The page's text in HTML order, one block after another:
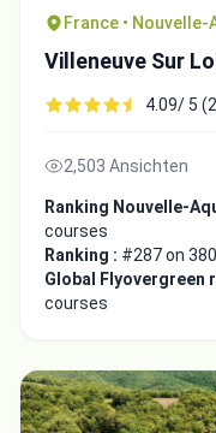
France • Nouvelle-
Villeneuve Sur
4.09/ 5
2,503 Ansichten
Ranking Nouvelle-
courses
Ranking : #287 on
Global Flyovergreen
courses
Integrate
Video choice: